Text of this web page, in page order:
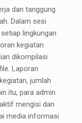
dan tanggung
Dalam sesi
lingkungan
kegiatan
dikompilasi
Laporan
jumlah
itu, para admin
mengisi dan
media informasi